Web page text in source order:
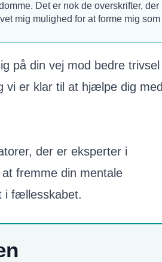
Det er nok de overskrifter, der
mig mulighed for at forme mig som
på din vej mod bedre trivsel
vi er klar til at hjælpe dig med
der er eksperter i
fremme din mentale
i fællesskabet.